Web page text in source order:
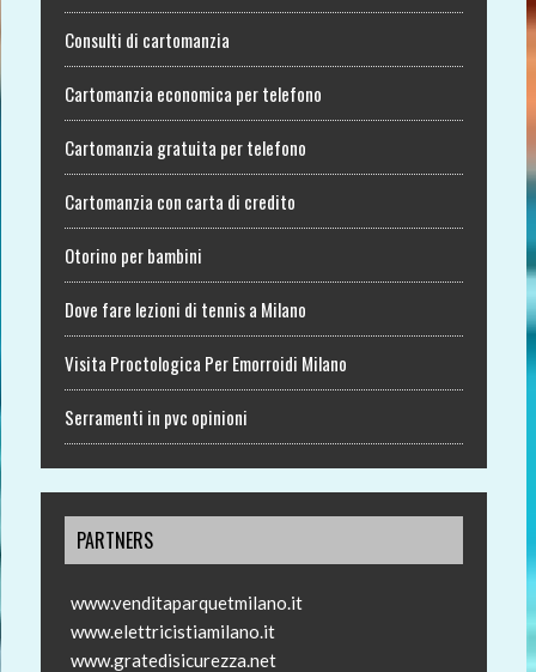
Consulti di cartomanzia
Cartomanzia economica per telefono
Cartomanzia gratuita per telefono
Cartomanzia con carta di credito
Otorino per bambini
Dove fare lezioni di tennis a Milano
Visita Proctologica Per Emorroidi Milano
Serramenti in pvc opinioni
PARTNERS
www.venditaparquetmilano.it
www.elettricistiamilano.it
www.gratedisicurezza.net